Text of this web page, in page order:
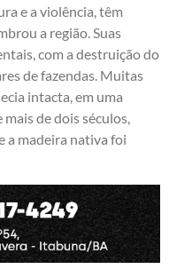
e a violência, têm
a região. Suas
com a destruição do
de fazendas. Muitas
intacta, em uma
de dois séculos,
a madeira nativa foi